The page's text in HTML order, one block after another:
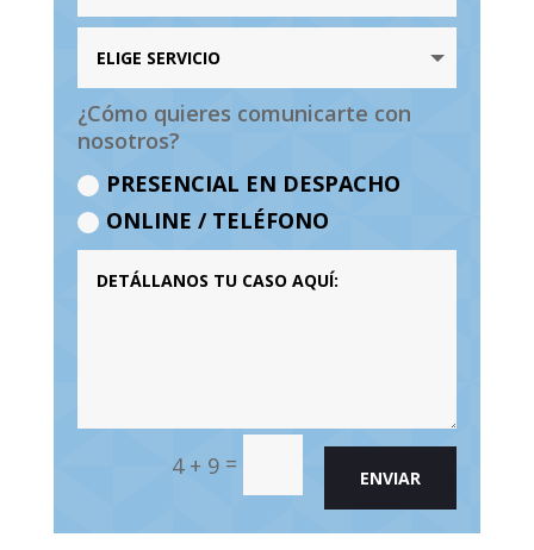
¿Cómo quieres comunicarte con
nosotros?
PRESENCIAL EN DESPACHO
ONLINE / TELÉFONO
4 + 9 =
ENVIAR